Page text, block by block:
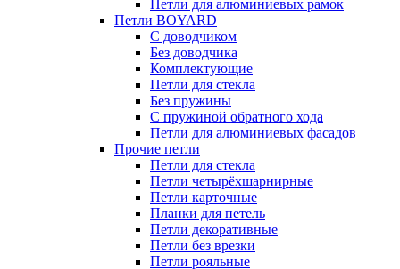
Петли для алюминиевых рамок
Петли BOYARD
С доводчиком
Без доводчика
Комплектующие
Петли для стекла
Без пружины
С пружиной обратного хода
Петли для алюминиевых фасадов
Прочие петли
Петли для стекла
Петли четырёхшарнирные
Петли карточные
Планки для петель
Петли декоративные
Петли без врезки
Петли рояльные